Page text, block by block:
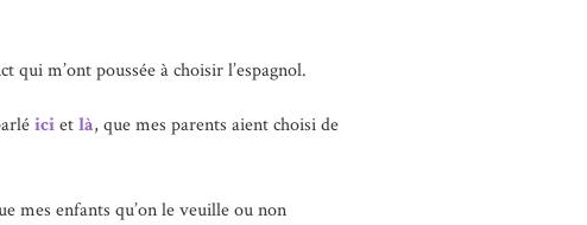
m’ont poussée à choisir l’espagnol.
icietlà, que mes parents aient choisi de
mes enfants qu’on le veuille ou non